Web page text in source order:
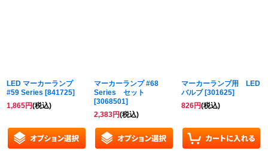
LED マーカーランプ
#59 Series [841725]
1,865円(税込)
マーカーランプ #68
Series セット
[3068501]
2,383円(税込)
マーカーランプ用 LED
バルブ [301625]
826円(税込)